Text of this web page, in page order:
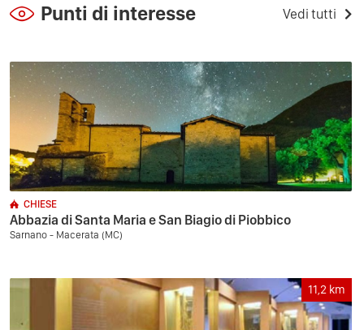
Punti di interesse Vedi tutti
CHIESE
Abbazia di Santa Maria e San Biagio di Piobbico
Sarnano - Macerata (MC)
11,2 km